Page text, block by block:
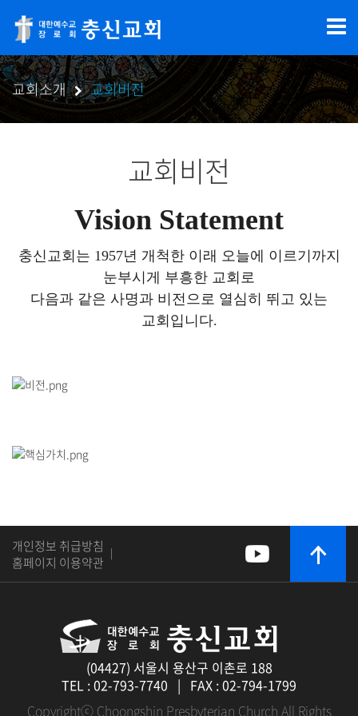
교회소개 교회비전
교회비전
Vision Statement
충신교회는 1957년 개척한 이래 오늘에 이르기까지
눈부시게 부흥한 교회로
다음과 같은 사명과 비전으로 열심히 뛰고 있는
교회입니다.
개인정보 취급방침 |
홈페이지 이용약관
(04427) 서울시 용산구 이촌로 188
TEL : 02-793-7740 | FAX : 02-794-1799
Copyrightⓒ Choongshin Presbyterian Church All Rights